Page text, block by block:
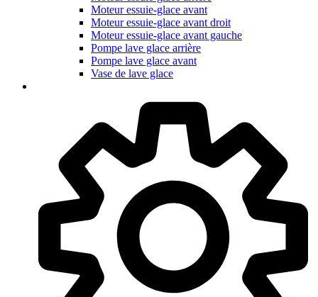
Moteur essuie-glace avant
Moteur essuie-glace avant droit
Moteur essuie-glace avant gauche
Pompe lave glace arrière
Pompe lave glace avant
Vase de lave glace